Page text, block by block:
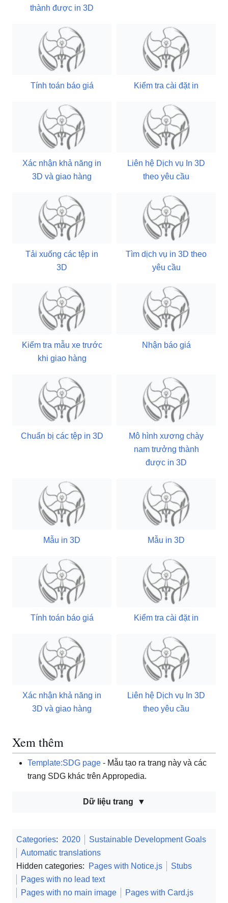
thành được in 3D
Tính toán báo giá Kiểm tra cài đặt in
Xác nhận khả năng in
3D và giao hàng
Liên hệ Dịch vụ In 3D
theo yêu cầu
Tải xuống các tệp in
3D
Tìm dịch vụ in 3D theo
yêu cầu
Kiểm tra mẫu xe trước
khi giao hàng
Nhận báo giá
Chuẩn bị các tệp in 3D
Mô hình xương chày
nam trưởng thành
được in 3D
Mẫu in 3D Mẫu in 3D
Tính toán báo giá Kiểm tra cài đặt in
Xác nhận khả năng in
3D và giao hàng
Liên hệ Dịch vụ In 3D
theo yêu cầu
Xem thêm
Template:SDG page - Mẫu tạo ra trang này và các
trang SDG khác trên Appropedia.
Dữ liệu trang
Categories: 2020
Sustainable Development Goals
Automatic translations
Hidden categories:
Pages with Notice.js
Stubs
Pages with no lead text
Pages with no main image
Pages with Card.js